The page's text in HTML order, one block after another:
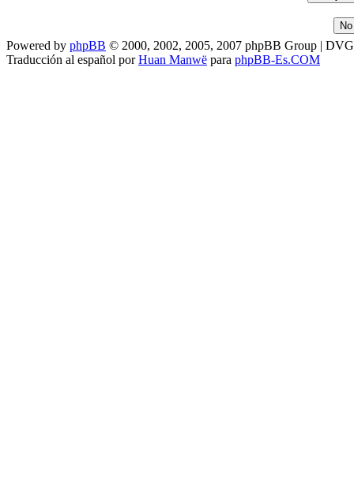
Powered by phpBB © 2000, 2002, 2005, 2007 phpBB Group |
Traducción al español porHuan Manwë para phpBB-Es.COM